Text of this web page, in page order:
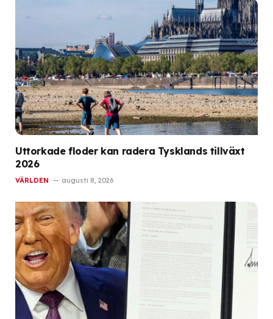
Uttorkade floder kan radera Tysklands tillväxt
2026
VÄRLDEN augusti 8, 2026